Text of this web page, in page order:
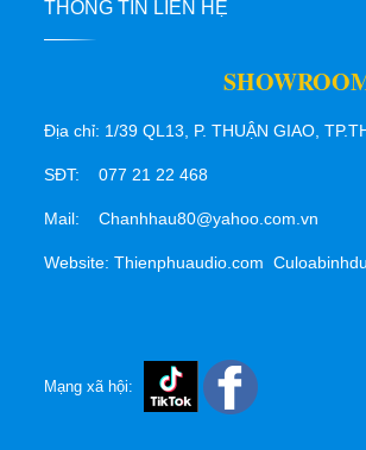
THÔNG TIN LIÊN HỆ
Địa chỉ: 1/39 QL13, P. THUẬN GIAO,
SĐT: 077 21 22 468
Mail: Chanhhau80@yahoo.com.vn
Website: Thienphuaudio.com
Mạng xã hội: